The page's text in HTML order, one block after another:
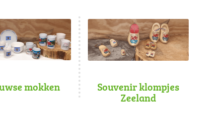
mokken Souvenir klompjes
Zeeland